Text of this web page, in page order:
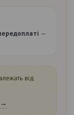
—
від
→